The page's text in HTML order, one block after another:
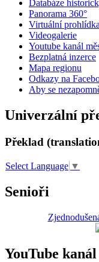
Databáze
Panorama 360°
Virtuální
Videogalerie
Youtube kanál
Bezplatná inzerce
Mapa regionu
Odkazy na
Aby se
Univerzální
Překlad
Select Language ▼
Senioři
YouTube kanál